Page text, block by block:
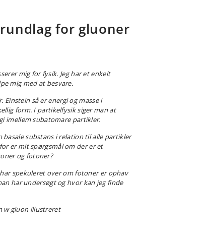
for gluoner
mig for fysik. Jeg har et enkelt
mig med at besvare.
Einstein så er energi og masse i
form. I partikelfysik siger man at
imellem subatomare partikler.
basale substans i relation til alle partikler
er mit spørgsmål om der er et
og fotoner?
spekuleret over om fotoner er ophav
har undersøgt og hvor kan jeg finde
w gluon illustreret